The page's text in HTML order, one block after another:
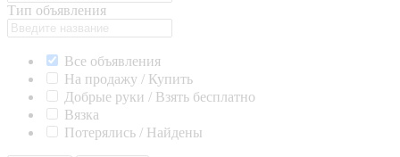
Тип объявления
Все объявления
На продажу / Купить
Добрые руки / Взять бесплатно
Вязка
Потерялись / Найдены